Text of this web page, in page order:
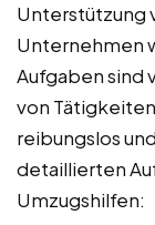
Unterstützung
Unternehmen
Aufgaben sind
von
reibungslos
detaillierten
Umzugshilfen: